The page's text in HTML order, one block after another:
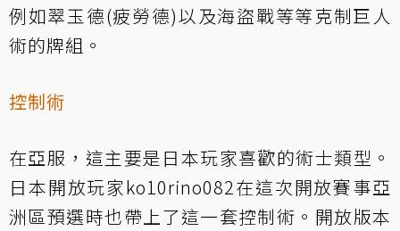
例如翠玉德(疲勞德)以及海盜戰等等克制巨人
術的牌組。
控制術
在亞服，這主要是日本玩家喜歡的術士類型。
日本開放玩家ko10rino082在這次開放賽事亞
洲區預選時也帶上了這一套控制術。開放版本